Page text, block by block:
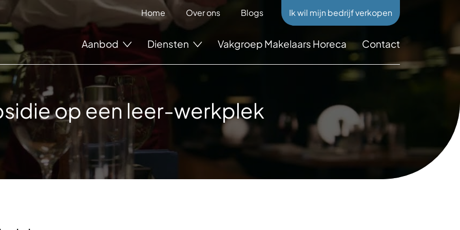
Home Over ons Blogs Ik wil mijn bedrijf verkopen
Aanbod Diensten Vakgroep Makelaars Horeca Contact
op een leer-werkplek